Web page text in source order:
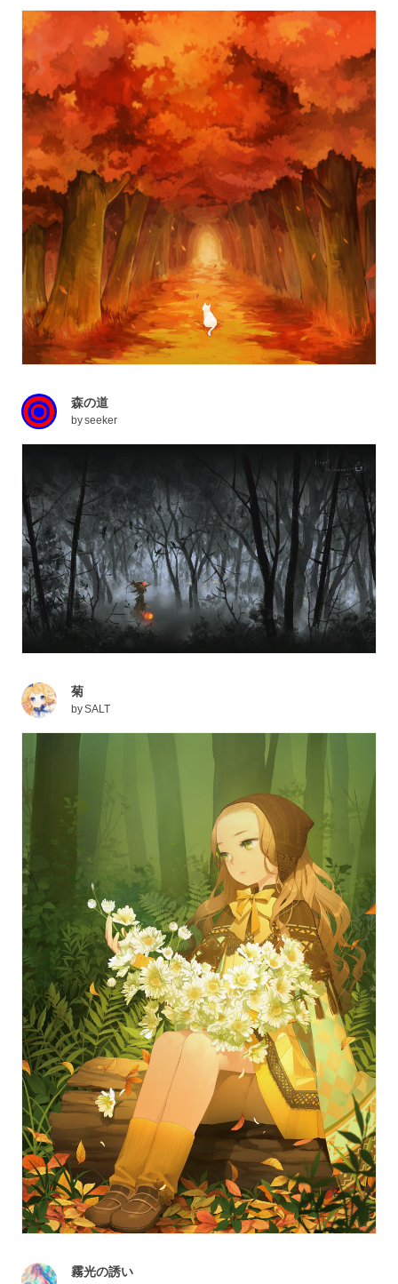
森の道
byseeker
菊
bySALT
霧光の誘い